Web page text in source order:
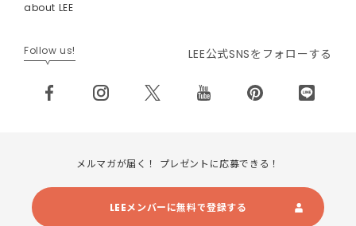
about LEE
Follow us! LEE公式SNSをフォローする
メルマガが届く！ プレゼントに応募できる！
LEEメンバーに無料で登録する